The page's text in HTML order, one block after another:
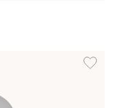
färger:
Lägg